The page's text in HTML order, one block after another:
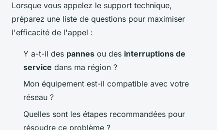
Lorsque vous appelez le support technique,
préparez une liste de questions pour maximiser
l'efficacité de l'appel :
Y a-t-il des pannes ou des interruptions de
service dans ma région ?
Mon équipement est-il compatible avec votre
réseau ?
Quelles sont les étapes recommandées pour
résoudre ce problème ?